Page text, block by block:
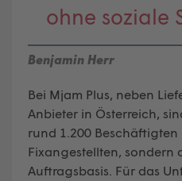
ohne soziale
Benjamin Herr
Bei Mjam Plus, neben
Anbieter in Österreich,
rund 1.200 Beschäftigten
Fixangestellten, sondern
Auftragsbasis. Für das